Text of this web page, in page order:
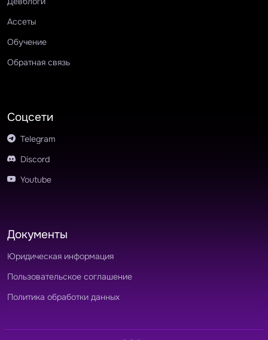
Ассеты
Обучение
Обратная связь
Соцсети
Telegram
Discord
Youtube
Документы
Юридическая информация
Пользовательское соглашение
Политика обработки данных